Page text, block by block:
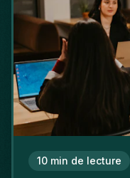
10 min de lecture